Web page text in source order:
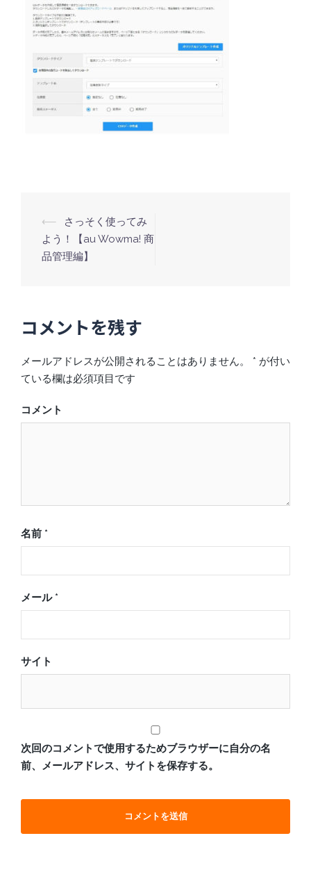
投
稿
ゲ
ー
シ
ョ
ン
⟵
さっそく使ってみ
よう！【au Wowma! 商
品管理編】
コメントを残す
メールアドレスが公開されることはありません。 * が付い
ている欄は必須項目です
コメント
名前 *
メール *
サイト
次回のコメントで使用するためブラウザーに自分の名
前、メールアドレス、サイトを保存する。